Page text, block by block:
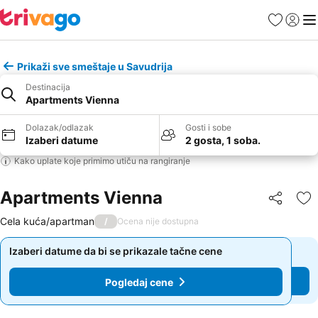
FavoritiPrijavi
Prikaži sve smeštaje u Savudrija
Destinacija
Apartments Vienna
Dolazak/odlazak
Izaberi datume
Gosti i sobe
2 gosta, 1 soba.
Kako uplate koje primimo utiču na rangiranje
Apartments Vienna Deli
Cela kuća/apartman / Ocena nije dostupna
Izaberi datume da bi se prikazale tačne cene
Pogledaj cene
Izaberi datume da bi se prikazale tačne cene
Pogledaj cene